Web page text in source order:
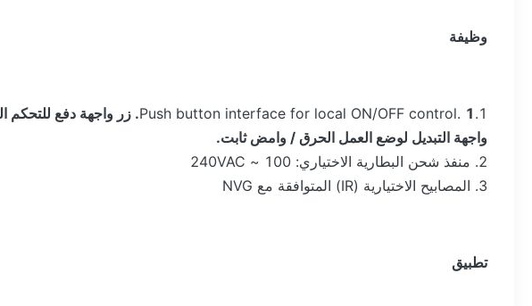
وظيفة
1.Push button interface for local ON/OFF control. 1. زر واجهة دفع للتحكم المحلي ON / OFF.
واجهة التبديل لوضع العمل الحرق / وامض ثابت.
2. منفذ شحن البطارية الاختياري: 100 ~ 240VAC
3. المصابيح الاختيارية (IR) المتوافقة مع NVG
تطبيق